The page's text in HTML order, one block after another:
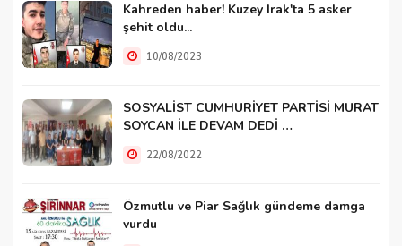
Kahreden haber! Kuzey Irak'ta 5 asker
şehit oldu...
10/08/2023
SOSYALİST CUMHURİYET PARTİSİ MURAT
SOYCAN İLE DEVAM DEDİ …
22/08/2022
Özmutlu ve Piar Sağlık gündeme damga
vurdu